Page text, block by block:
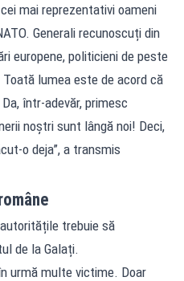
mai reprezentativi oameni
Generali recunoscuți din
europene, politicieni de peste
lumea este de acord că
într-adevăr, primesc
noștri sunt lângă noi! Deci,
o deja”, a transmis
trebuie să
de la Galați.
urmă multe victime. Doar